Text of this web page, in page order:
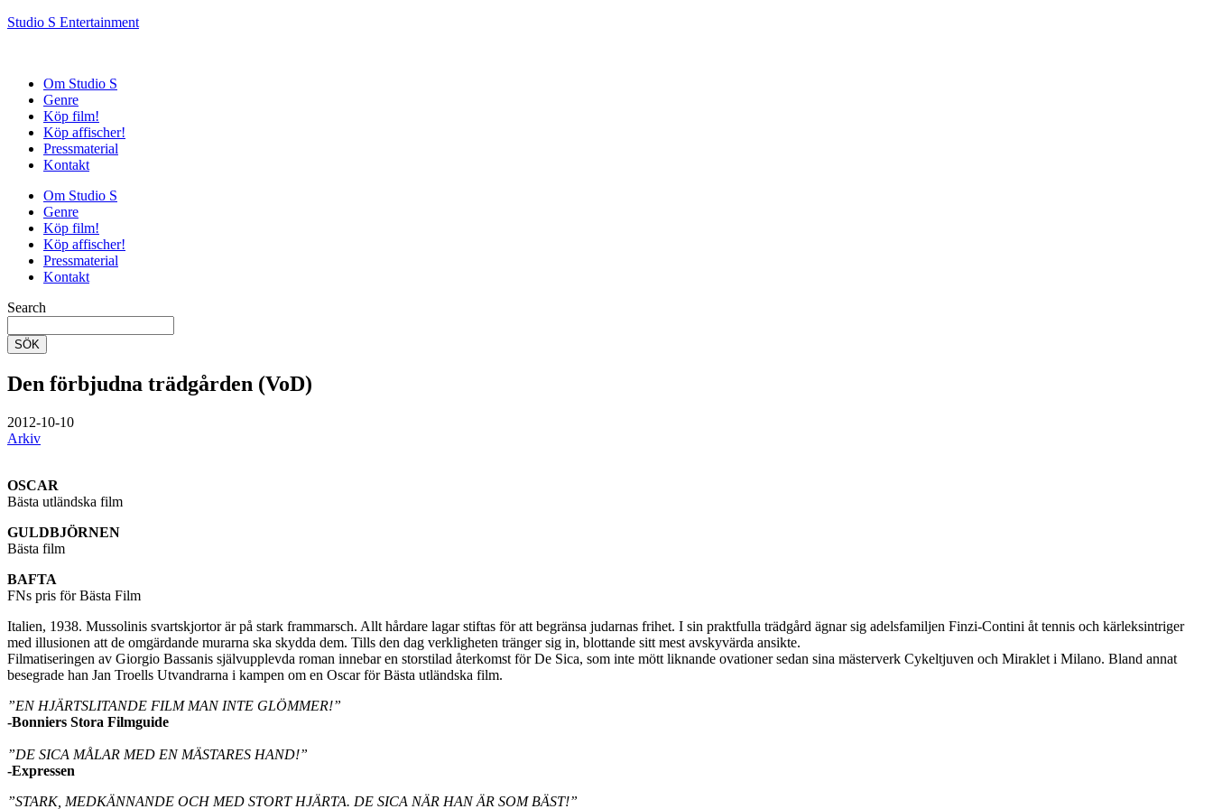
Studio S Entertainment
Om Studio S
Genre
Köp film!
Köp affischer!
Pressmaterial
Kontakt
Om Studio S
Genre
Köp film!
Köp affischer!
Pressmaterial
Kontakt
Search
SÖK
Den förbjudna trädgården (VoD)
2012-10-10
Arkiv
OSCAR
Bästa utländska film
GULDBJÖRNEN
Bästa film
BAFTA
FNs pris för Bästa Film
Italien, 1938. Mussolinis svartskjortor är på stark frammarsch. Allt hårdare lagar stiftas för att begränsa judarnas frihet. I sin praktfulla trädgård ägnar sig adelsfamiljen Finzi-Contini åt tennis och kärleksintriger
med illusionen att de omgärdande murarna ska skydda dem. Tills den dag verkligheten tränger sig in, blottande sitt mest avskyvärda ansikte.
Filmatiseringen av Giorgio Bassanis självupplevda roman innebar en storstilad återkomst för De Sica, som inte mött liknande ovationer sedan sina mästerverk Cykeltjuven och Miraklet i Milano. Bland annat
besegrade han Jan Troells Utvandrarna i kampen om en Oscar för Bästa utländska film.
”EN HJÄRTSLITANDE FILM MAN INTE GLÖMMER!”
-Bonniers Stora Filmguide
”DE SICA MÅLAR MED EN MÄSTARES HAND!”
-Expressen
”STARK, MEDKÄNNANDE OCH MED STORT HJÄRTA. DE SICA NÄR HAN ÄR SOM BÄST!”